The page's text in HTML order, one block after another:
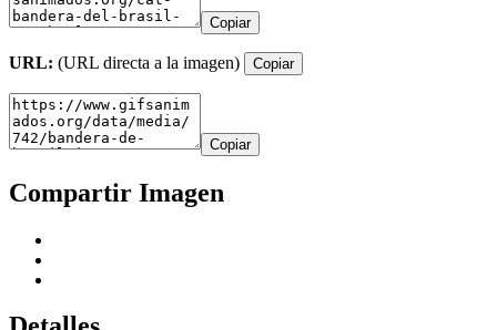
Copiar
URL: (URL directa a la imagen) Copiar
Copiar
Compartir Imagen